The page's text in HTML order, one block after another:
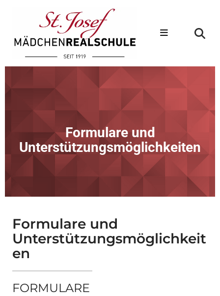
Formulare und
Unterstützungsmöglichkeiten
Formulare und
Unterstützungsmöglichkeit
en
FORMULARE